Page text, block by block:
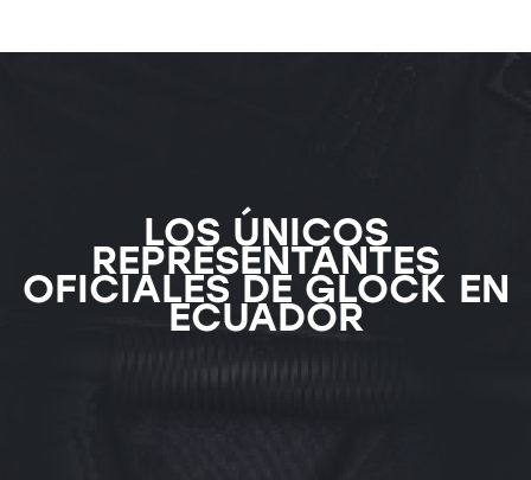
LOS ÚNICOS
REPRESENTANTES
OFICIALES DE GLOCK EN
ECUADOR